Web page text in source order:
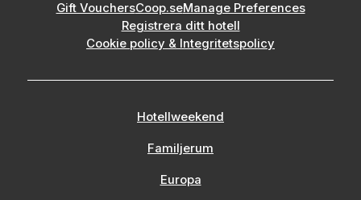
Gift VouchersCoop.seManage Preferences
Registrera ditt hotell
Cookie policy & Integritetspolicy
Hotellweekend
Familjerum
Europa